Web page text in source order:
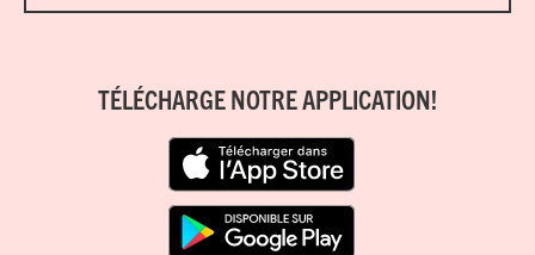
TÉLÉCHARGE NOTRE APPLICATION!